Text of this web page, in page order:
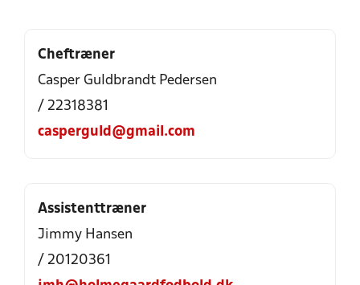
Cheftræner
Casper Guldbrandt Pedersen
/ 22318381
casperguld@gmail.com
Assistenttræner
Jimmy Hansen
/ 20120361